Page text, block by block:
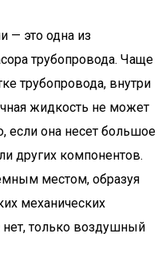
— это одна из
трубопровода. Чаще
трубопровода, внутри
жидкость не может
если она несет большое
других компонентов.
местом, образуя
механических
нет, только воздушный